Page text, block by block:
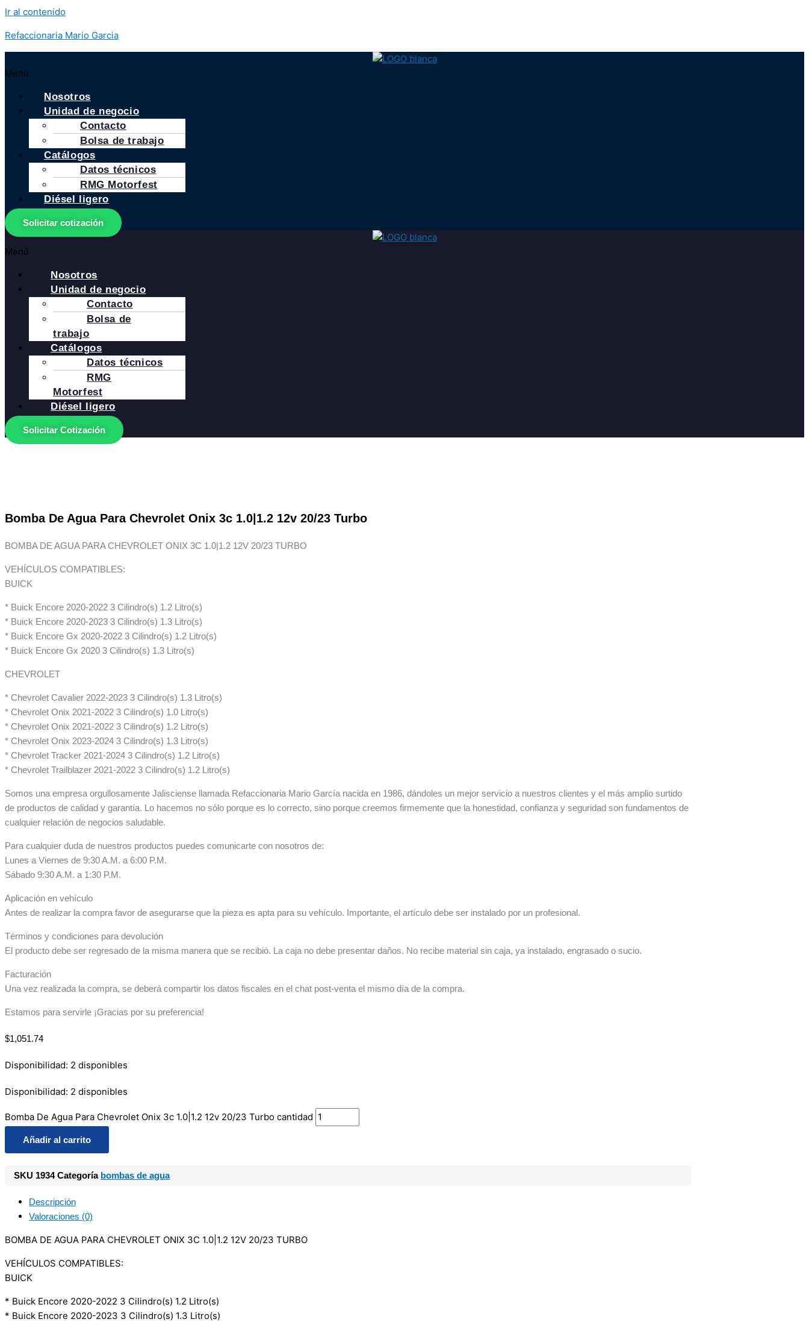
Ir al contenido
Refaccionaria Mario Garcia
Menú
Nosotros
Unidad de negocio
Contacto
Bolsa de trabajo
Catálogos
Datos técnicos
RMG Motorfest
Diésel ligero
Solicitar cotización
Menú
Nosotros
Unidad de negocio
Contacto
Bolsa de
trabajo
Catálogos
Datos técnicos
RMG
Motorfest
Diésel ligero
Solicitar Cotización
Bomba De Agua Para Chevrolet Onix 3c 1.0|1.2 12v 20/23 Turbo
BOMBA DE AGUA PARA CHEVROLET ONIX 3C 1.0|1.2 12V 20/23 TURBO
VEHÍCULOS COMPATIBLES:
BUICK
* Buick Encore 2020-2022 3 Cilindro(s) 1.2 Litro(s)
* Buick Encore 2020-2023 3 Cilindro(s) 1.3 Litro(s)
* Buick Encore Gx 2020-2022 3 Cilindro(s) 1.2 Litro(s)
* Buick Encore Gx 2020 3 Cilindro(s) 1.3 Litro(s)
CHEVROLET
* Chevrolet Cavalier 2022-2023 3 Cilindro(s) 1.3 Litro(s)
* Chevrolet Onix 2021-2022 3 Cilindro(s) 1.0 Litro(s)
* Chevrolet Onix 2021-2022 3 Cilindro(s) 1.2 Litro(s)
* Chevrolet Onix 2023-2024 3 Cilindro(s) 1.3 Litro(s)
* Chevrolet Tracker 2021-2024 3 Cilindro(s) 1.2 Litro(s)
* Chevrolet Trailblazer 2021-2022 3 Cilindro(s) 1.2 Litro(s)
Somos una empresa orgullosamente Jalisciense llamada Refaccionaria Mario García nacida en 1986, dándoles un mejor servicio a nuestros clientes y el más amplio surtido
de productos de calidad y garantía. Lo hacemos no sólo porque es lo correcto, sino porque creemos firmemente que la honestidad, confianza y seguridad son fundamentos de
cualquier relación de negocios saludable.
Para cualquier duda de nuestros productos puedes comunicarte con nosotros de:
Lunes a Viernes de 9:30 A.M. a 6:00 P.M.
Sábado 9:30 A.M. a 1:30 P.M.
Aplicación en vehículo
Antes de realizar la compra favor de asegurarse que la pieza es apta para su vehículo. Importante, el artículo debe ser instalado por un profesional.
Términos y condiciones para devolución
El producto debe ser regresado de la misma manera que se recibió. La caja no debe presentar daños. No recibe material sin caja, ya instalado, engrasado o sucio.
Facturación
Una vez realizada la compra, se deberá compartir los datos fiscales en el chat post-venta el mismo día de la compra.
Estamos para servirle ¡Gracias por su preferencia!
$1,051.74
Disponibilidad: 2 disponibles
Disponibilidad: 2 disponibles
Bomba De Agua Para Chevrolet Onix 3c 1.0|1.2 12v 20/23 Turbo cantidad
Añadir al carrito
SKU 1934Categoría bombas de agua
Descripción
Valoraciones (0)
BOMBA DE AGUA PARA CHEVROLET ONIX 3C 1.0|1.2 12V 20/23 TURBO
VEHÍCULOS COMPATIBLES:
BUICK
* Buick Encore 2020-2022 3 Cilindro(s) 1.2 Litro(s)
* Buick Encore 2020-2023 3 Cilindro(s) 1.3 Litro(s)